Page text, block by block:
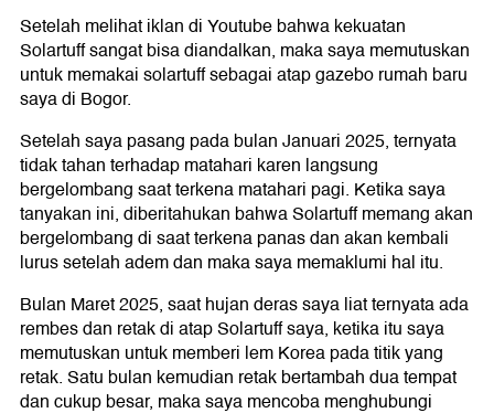
Setelah melihat iklan di Youtube bahwa kekuatan
Solartuff sangat bisa diandalkan, maka saya memutuskan
untuk memakai solartuff sebagai atap gazebo rumah baru
saya di Bogor.
Setelah saya pasang pada bulan Januari 2025, ternyata
tidak tahan terhadap matahari karen langsung
bergelombang saat terkena matahari pagi. Ketika saya
tanyakan ini, diberitahukan bahwa Solartuff memang akan
bergelombang di saat terkena panas dan akan kembali
lurus setelah adem dan maka saya memaklumi hal itu.
Bulan Maret 2025, saat hujan deras saya liat ternyata ada
rembes dan retak di atap Solartuff saya, ketika itu saya
memutuskan untuk memberi lem Korea pada titik yang
retak. Satu bulan kemudian retak bertambah dua tempat
dan cukup besar, maka saya mencoba menghubungi